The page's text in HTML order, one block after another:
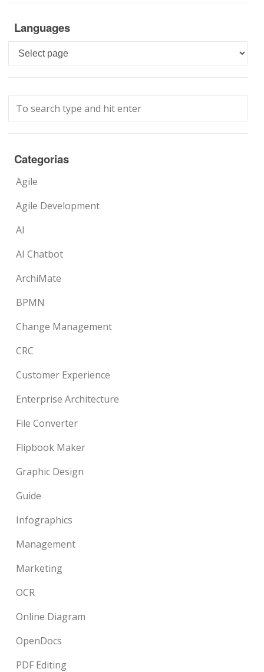
Languages
Languages
Categorias
Agile
Agile Development
AI
AI Chatbot
ArchiMate
BPMN
Change Management
CRC
Customer Experience
Enterprise Architecture
File Converter
Flipbook Maker
Graphic Design
Guide
Infographics
Management
Marketing
OCR
Online Diagram
OpenDocs
PDF Editing